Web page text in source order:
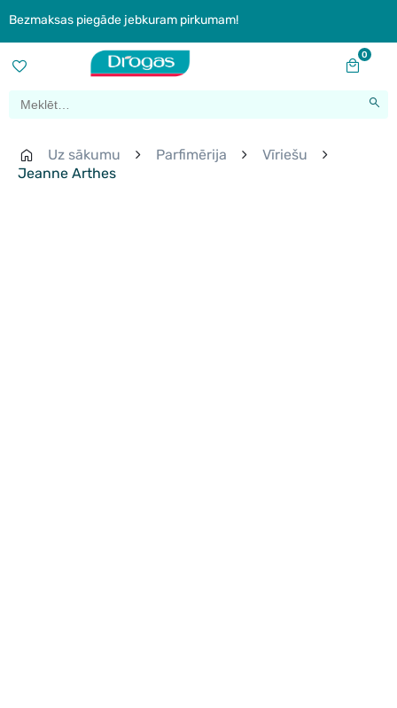
Bezmaksas piegāde jebkuram pirkumam!
0
Uz sākumu Parfimērija
Vīriešu
Jeanne Arthes